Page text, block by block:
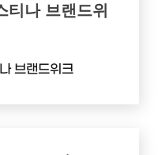
티나 브랜드위